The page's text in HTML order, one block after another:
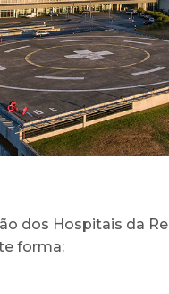
dos Hospitais da
forma: